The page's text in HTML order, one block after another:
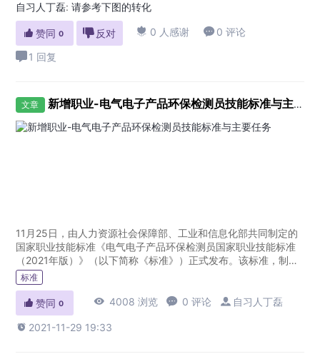
自习人丁磊: 请参考下图的转化
 赞同 0  反对  0 人感谢  0 评论
1 回复
文章 新增职业-电气电子产品环保检测员技能标准与主要任务
11月25日，由人力资源社会保障部、工业和信息化部共同制定的
国家职业技能标准《电气电子产品环保检测员国家职业技能标准
（2021年版）》（以下简称《标准》）正式发布。该标准，制定
了电气电子产品环保检测员等6个国家职业技能标准。据介绍，
《标准》...
标准
 赞同 0  4008 浏览  0 评论  自习人丁磊
 2021-11-29 19:33